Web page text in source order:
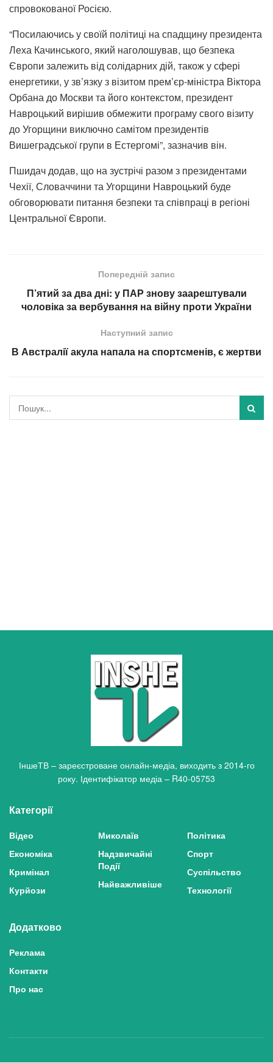
спровокованої Росією.
“Посилаючись у своїй політиці на спадщину президента
Леха Качинського, який наголошував, що безпека
Європи залежить від солідарних дій, також у сфері
енергетики, у зв’язку з візитом прем’єр-міністра Віктора
Орбана до Москви та його контекстом, президент
Навроцький вирішив обмежити програму свого візиту
до Угорщини виключно самітом президентів
Вишеградської групи в Естергомі”, зазначив він.
Пшидач додав, що на зустрічі разом з президентами
Чехії, Словаччини та Угорщини Навроцький буде
обговорювати питання безпеки та співпраці в регіоні
Центральної Європи.
Попередній запис
П’ятий за два дні: у ПАР знову заарештували
чоловіка за вербування на війну проти України
Наступний запис
В Австралії акула напала на спортсменів, є жертви
ІншеТВ – зареєстроване онлайн-медіа, виходить з 2014-го
року. Ідентифікатор медіа – R40-05753
Категорії
Відео
Економіка
Кримінал
Курйози
Миколаїв
Надзвичайні
Події
Найважливіше
Політика
Спорт
Суспільство
Технології
Додатково
Реклама
Контакти
Про нас